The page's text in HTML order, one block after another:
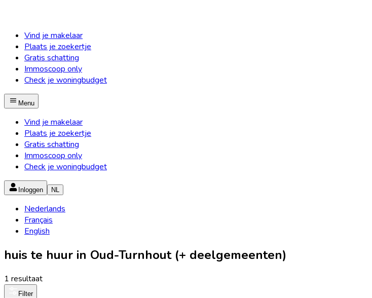
Vind je makelaar
Plaats je zoekertje
Gratis schatting
Immoscoop only
Check je woningbudget
Menu
Vind je makelaar
Plaats je zoekertje
Gratis schatting
Immoscoop only
Check je woningbudget
Inloggen NL
Nederlands
Français
English
huis te huur in Oud-Turnhout (+ deelgemeenten)
1 resultaat
Filter